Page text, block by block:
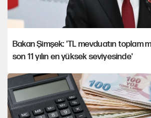
Bakan Şimşek: 'TL mevduatın toplam
son 11 yılın en yüksek seviyesinde'